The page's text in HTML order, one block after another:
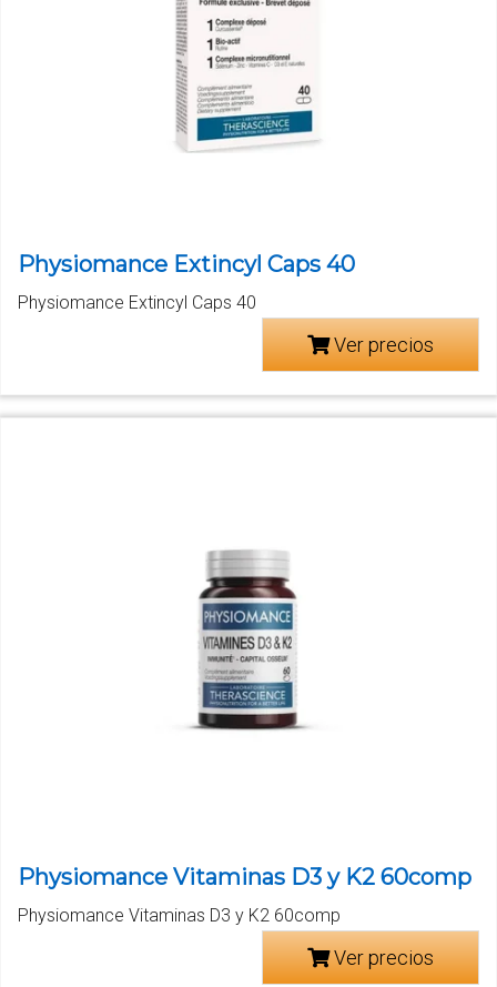
Physiomance Extincyl Caps 40
Physiomance Extincyl Caps 40
Ver precios
Physiomance Vitaminas D3 y K2 60comp
Physiomance Vitaminas D3 y K2 60comp
Ver precios